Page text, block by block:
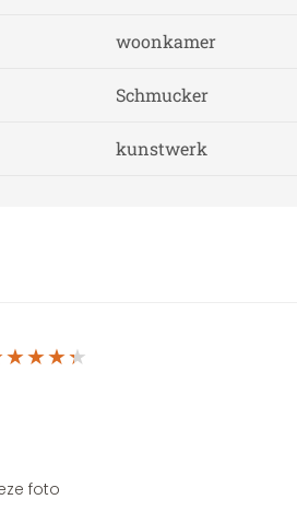
woonkamer
Schmucker
kunstwerk
foto